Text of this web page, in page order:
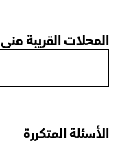
المحلات القريبة مني
الأسئلة المتكررة